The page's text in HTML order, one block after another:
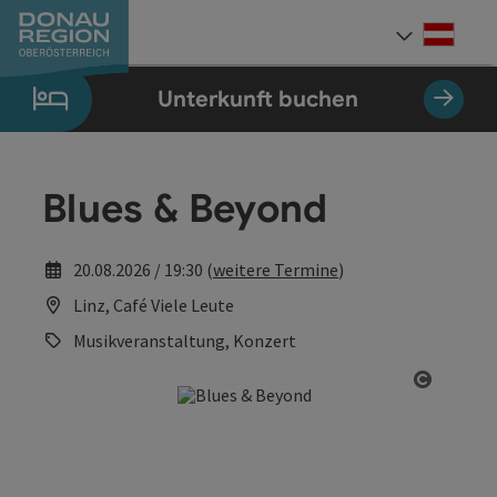
Zum Inhalt
Zur Navigation
Zum Seitenanfang
Zur Kontaktseite
Zum Impressum
Zur Startseite
Unterkunft buchen
Blues & Beyond
20.08.2026 / 19:30 (weitere Termine)
Linz, Café Viele Leute
Musikveranstaltung, Konzert